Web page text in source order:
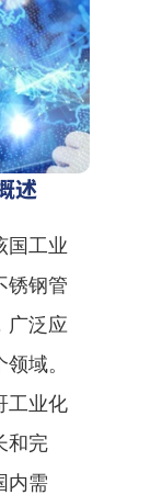
述
国工业
锈钢管
广泛应
域。
工业化
和完
内需